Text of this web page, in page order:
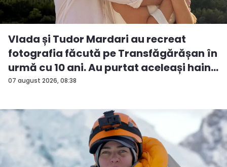
07 august 2026, 08:38
Vlada și Tudor Mardari au recreat
fotografia făcută pe Transfăgărășan în
urmă cu 10 ani. Au purtat aceleași hain...